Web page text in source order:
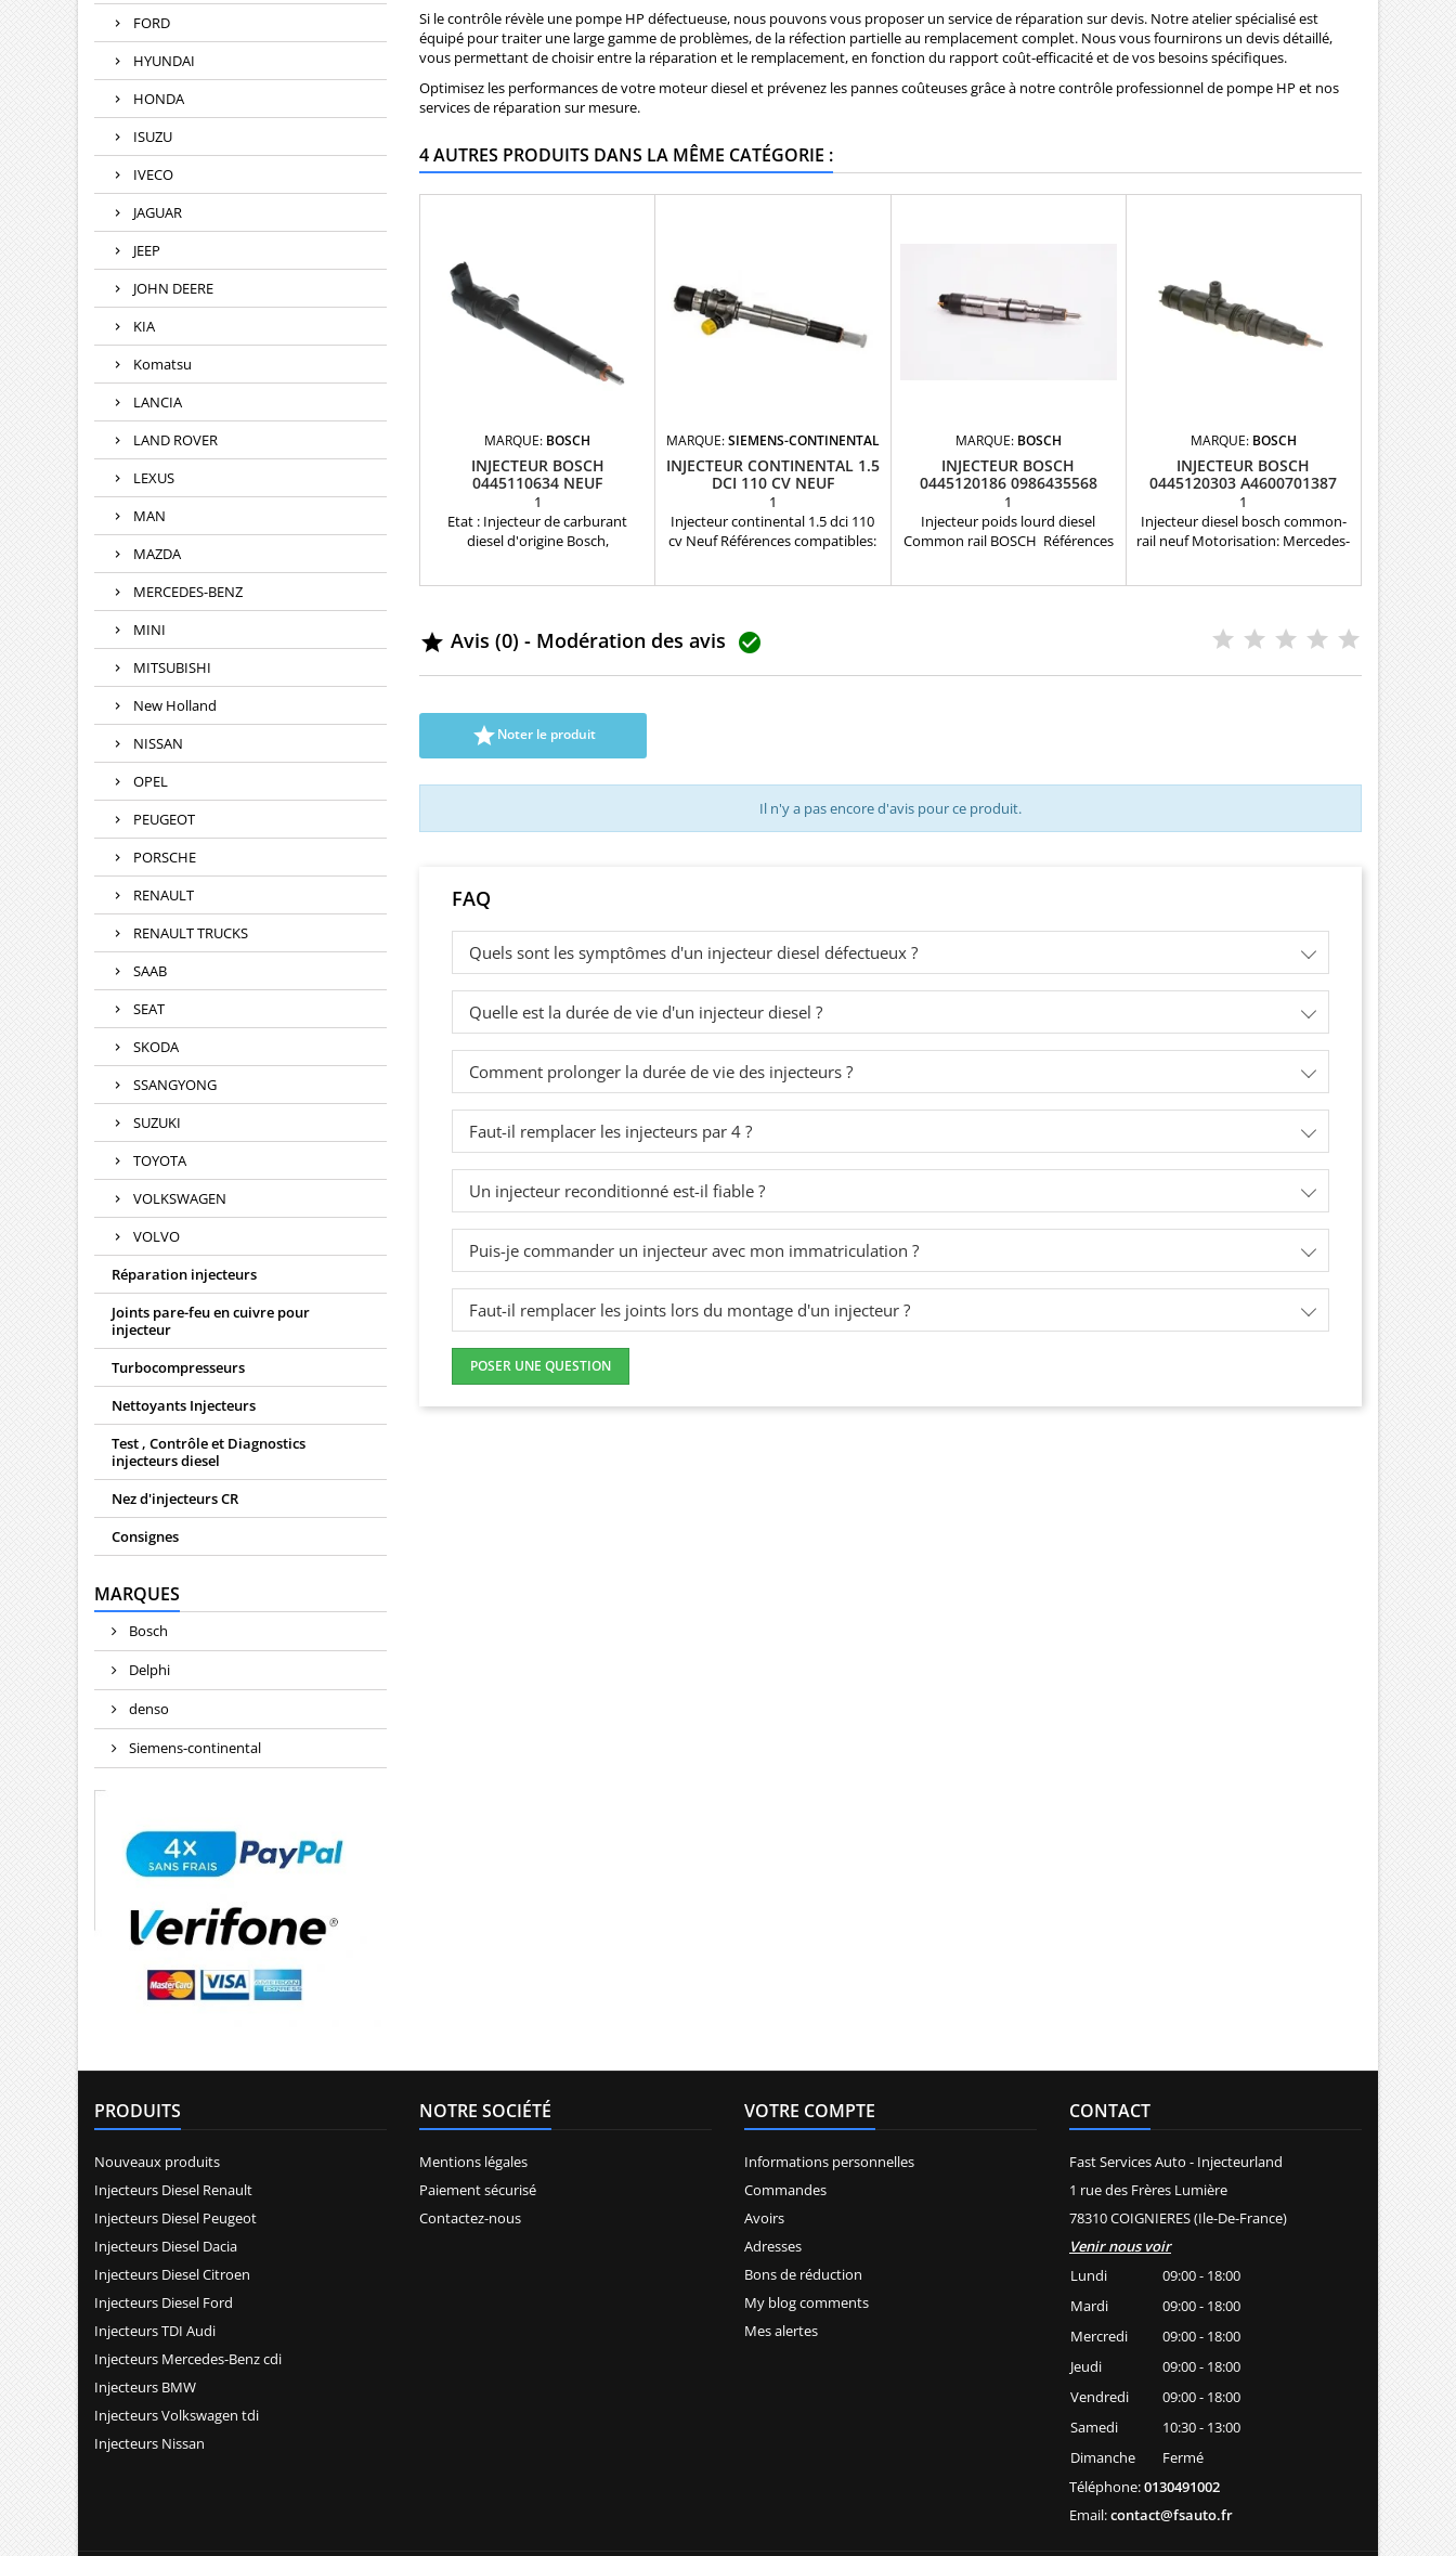
FORD
HYUNDAI
HONDA
ISUZU
IVECO
JAGUAR
JEEP
JOHN DEERE
KIA
Komatsu
LANCIA
LAND ROVER
LEXUS
MAN
MAZDA
MERCEDES-BENZ
MINI
MITSUBISHI
New Holland
NISSAN
OPEL
PEUGEOT
PORSCHE
RENAULT
RENAULT TRUCKS
SAAB
SEAT
SKODA
SSANGYONG
SUZUKI
TOYOTA
VOLKSWAGEN
VOLVO
Réparation injecteurs
Joints pare-feu en cuivre pour
injecteur
Turbocompresseurs
Nettoyants Injecteurs
Test , Contrôle et Diagnostics
injecteurs diesel
Nez d'injecteurs CR
Consignes
MARQUES
Bosch
Delphi
denso
Siemens-continental
Si le contrôle révèle une pompe HP défectueuse, nous pouvons vous proposer un service de réparation sur devis. Notre atelier spécialisé est
équipé pour traiter une large gamme de problèmes, de la réfection partielle au remplacement complet. Nous vous fournirons un devis détaillé,
vous permettant de choisir entre la réparation et le remplacement, en fonction du rapport coût-efficacité et de vos besoins spécifiques.
Optimisez les performances de votre moteur diesel et prévenez les pannes coûteuses grâce à notre contrôle professionnel de pompe HP et nos
services de réparation sur mesure.
4 AUTRES PRODUITS DANS LA MÊME CATÉGORIE :
MARQUE: BOSCH
INJECTEUR BOSCH
0445110634 NEUF
1
Etat : Injecteur de carburant
diesel d'origine Bosch,
0445110634, 0445110375,
Logistique : Emballage individuel
rapide.DISPONIBLE AUSSI EN
RECONDITIONNE
MARQUE:SIEMENS-CONTINENTAL
INJECTEUR CONTINENTAL 1.5
DCI 110 CV NEUF
1
Injecteur continental 1.5 dci 110
cv Neuf Références compatibles:
Renault Nissan Dacia 1.5dCi
Pièce d'origine
MARQUE: BOSCH
INJECTEUR BOSCH
0445120186 0986435568
07W130205A
1
Injecteur poids lourd diesel
Common rail BOSCH Références
d'origine
MARQUE: BOSCH
INJECTEUR BOSCH
0445120303 A4600701387
NEUF
1
Injecteur diesel bosch common-
rail neuf Motorisation: Mercedes-
 Avis (0) - Modération des avis 
Noter le produit
Il n'y a pas encore d'avis pour ce produit.
FAQ
Quels sont les symptômes d'un injecteur diesel défectueux ?
Quelle est la durée de vie d'un injecteur diesel ?
Comment prolonger la durée de vie des injecteurs ?
Faut-il remplacer les injecteurs par 4 ?
Un injecteur reconditionné est-il fiable ?
Puis-je commander un injecteur avec mon immatriculation ?
Faut-il remplacer les joints lors du montage d'un injecteur ?
POSER UNE QUESTION
PRODUITS
Nouveaux produits
Injecteurs Diesel Renault
Injecteurs Diesel Peugeot
Injecteurs Diesel Dacia
Injecteurs Diesel Citroen
Injecteurs Diesel Ford
Injecteurs TDI Audi
Injecteurs Mercedes-Benz cdi
Injecteurs BMW
Injecteurs Volkswagen tdi
Injecteurs Nissan
NOTRE SOCIÉTÉ
Mentions légales
Paiement sécurisé
Contactez-nous
VOTRE COMPTE
Informations personnelles
Commandes
Avoirs
Adresses
Bons de réduction
My blog comments
Mes alertes
CONTACT
Fast Services Auto - Injecteurland
1 rue des Frères Lumière
78310 COIGNIERES (Ile-De-France)
Venir nous voir
Lundi
09:00 - 18:00
Mardi
09:00 - 18:00
Mercredi
09:00 - 18:00
Jeudi
09:00 - 18:00
Vendredi
09:00 - 18:00
Samedi
10:30 - 13:00
Dimanche
Fermé
Téléphone:0130491002
Email:contact@fsauto.fr